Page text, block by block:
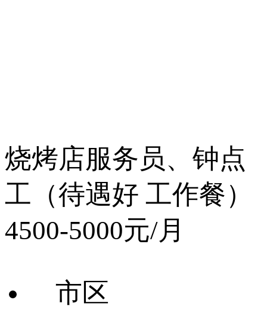
烧烤店服务员、钟点
工（待遇好 工作餐）
4500-5000元/月
市区